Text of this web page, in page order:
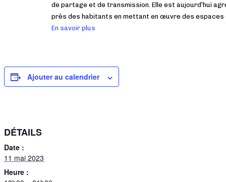
de partage et de transmission. Elle est aujourd’hui
près des habitants en mettant en œuvre des
En savoir plus
DÉTAILS
Date :
11 mai 2023
Heure :
Ajouter au calendrier